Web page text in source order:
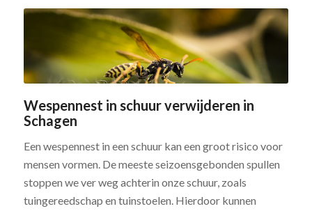
Wespennest in schuur verwijderen in
Schagen
Een wespennest in een schuur kan een groot risico voor
mensen vormen. De meeste seizoensgebonden spullen
stoppen we ver weg achterin onze schuur, zoals
tuingereedschap en tuinstoelen. Hierdoor kunnen